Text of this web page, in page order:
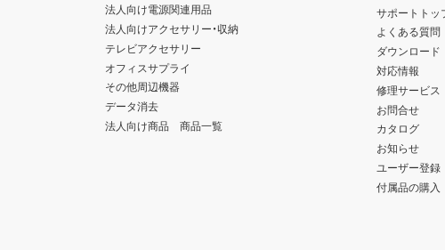
法人向け電源関連用品
法人向けアクセサリー・収納
テレビアクセサリー
オフィスサプライ
その他周辺機器
データ消去
法人向け商品 商品一覧
サポートトッ
よくある質問
ダウンロード
対応情報
修理サービス
お問合せ
カタログ
お知らせ
ユーザー登録
付属品の購入